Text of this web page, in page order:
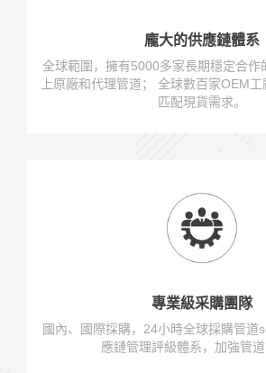
龐大的供應鏈體系
全球範圍，擁有5000多家長期穩定合作
上原廠和代理管道； 全球數百家OEM
匹配現貨需求。
專業級采購團隊
國內、國際採購，24小時全球採購管道
應鏈管理評級體系，加強管道